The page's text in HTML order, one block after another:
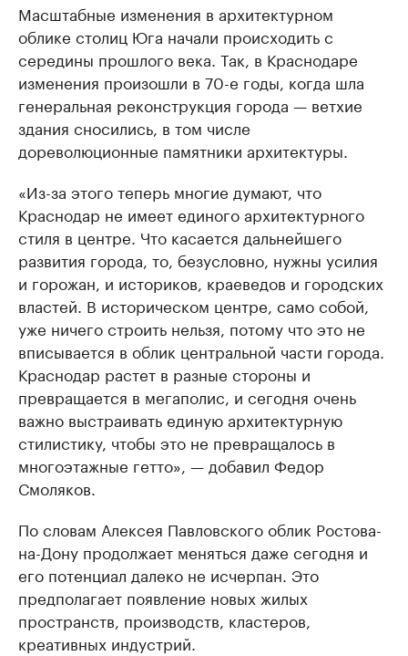
Масштабные изменения в архитектурном
облике столиц Юга начали происходить с
середины прошлого века. Так, в Краснодаре
изменения произошли в 70-е годы, когда шла
генеральная реконструкция города — ветхие
здания сносились, в том числе
дореволюционные памятники архитектуры.
«Из-за этого теперь многие думают, что
Краснодар не имеет единого архитектурного
стиля в центре. Что касается дальнейшего
развития города, то, безусловно, нужны усилия
и горожан, и историков, краеведов и городских
властей. В историческом центре, само собой,
уже ничего строить нельзя, потому что это не
вписывается в облик центральной части города.
Краснодар растет в разные стороны и
превращается в мегаполис, и сегодня очень
важно выстраивать единую архитектурную
стилистику, чтобы это не превращалось в
многоэтажные гетто», — добавил Федор
Смоляков.
По словам Алексея Павловского облик Ростова-
на-Дону продолжает меняться даже сегодня и
его потенциал далеко не исчерпан. Это
предполагает появление новых жилых
пространств, производств, кластеров,
креативных индустрий.